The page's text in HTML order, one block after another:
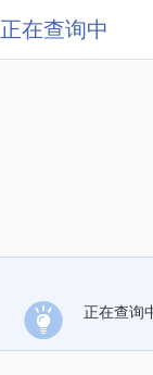
正在查询中
正在查询